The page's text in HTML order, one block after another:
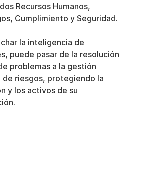
Recursos Humanos,
Cumplimiento y Seguridad.
la inteligencia de
puede pasar de la resolución
problemas a la gestión
de riesgos, protegiendo la
y los activos de su